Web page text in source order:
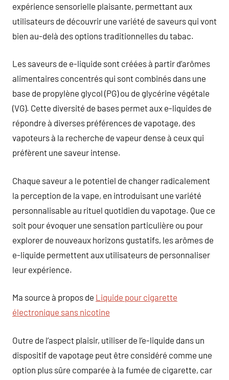
expérience sensorielle plaisante, permettant aux
utilisateurs de découvrir une variété de saveurs qui vont
bien au-delà des options traditionnelles du tabac.
Les saveurs de e-liquide sont créées à partir d’arômes
alimentaires concentrés qui sont combinés dans une
base de propylène glycol (PG) ou de glycérine végétale
(VG). Cette diversité de bases permet aux e-liquides de
répondre à diverses préférences de vapotage, des
vapoteurs à la recherche de vapeur dense à ceux qui
préfèrent une saveur intense.
Chaque saveur a le potentiel de changer radicalement
la perception de la vape, en introduisant une variété
personnalisable au rituel quotidien du vapotage. Que ce
soit pour évoquer une sensation particulière ou pour
explorer de nouveaux horizons gustatifs, les arômes de
e-liquide permettent aux utilisateurs de personnaliser
leur expérience.
Ma source à propos de Liquide pour cigarette
électronique sans nicotine
Outre de l’aspect plaisir, utiliser de l’e-liquide dans un
dispositif de vapotage peut être considéré comme une
option plus sûre comparée à la fumée de cigarette, car